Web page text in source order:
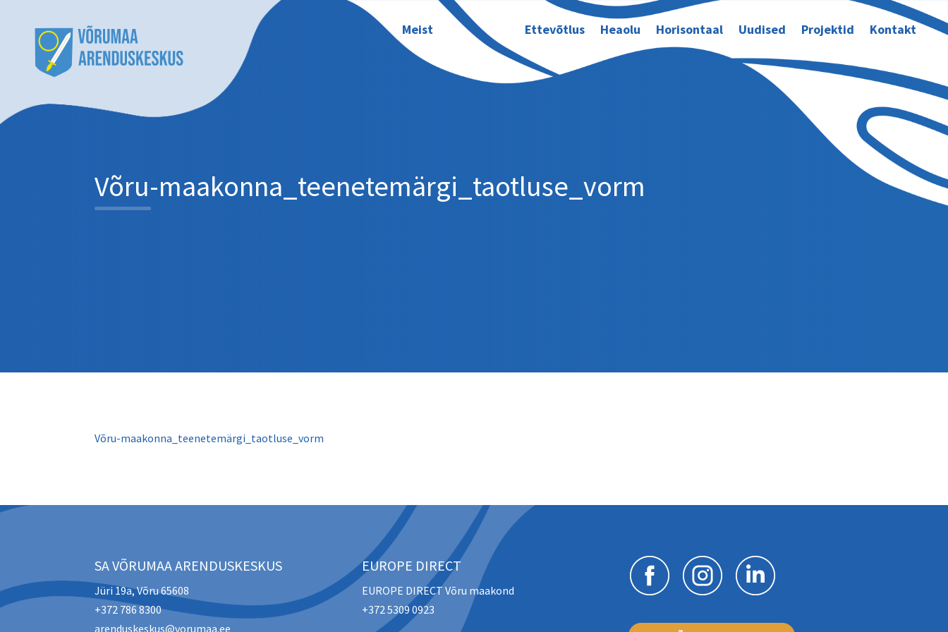
Meist Ettevõtlus Heaolu Horisontaal Uudised Projektid Kontakt
Võru-maakonna_teenetemärgi_taotluse_vorm
Võru-maakonna_teenetemärgi_taotluse_vorm
SA VÕRUMAA ARENDUSKESKUS
Jüri 19a, Võru 65608
+372 786 8300
arenduskeskus@vorumaa.ee
EUROPE DIRECT
EUROPE DIRECT Võru maakond
+372 5309 0923